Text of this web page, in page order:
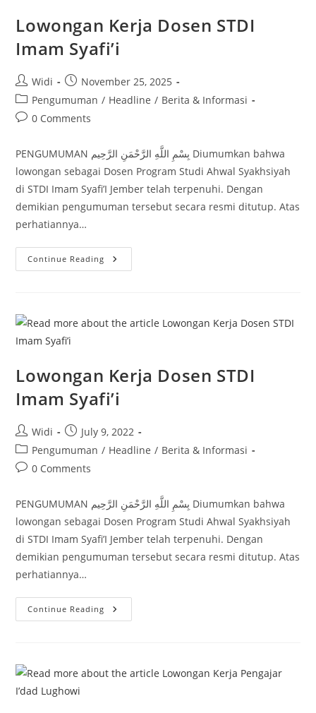
Lowongan Kerja Dosen STDI
Imam Syafi’i
Post
author:
Widi
Post
published:
November 25, 2025
Post
category:
Pengumuman / Headline / Berita & Informasi
Post0 Comments
PENGUMUMAN بِسْمِ اللَّهِ الرَّحْمَنِ الرَّحِيم Diumumkan bahwa
lowongan sebagai Dosen Program Studi Ahwal Syakhsiyah
di STDI Imam Syafi’I Jember telah terpenuhi. Dengan
demikian pengumuman tersebut secara resmi ditutup. Atas
perhatiannya…
Continue Reading Lowongan
Kerja
Lowongan Kerja Dosen STDI
Imam Syafi’i
Post
author:
Widi
Post
published:
July 9, 2022
Post
category:
Pengumuman / Headline / Berita & Informasi
Post0 Comments
PENGUMUMAN بِسْمِ اللَّهِ الرَّحْمَنِ الرَّحِيم Diumumkan bahwa
lowongan sebagai Dosen Program Studi Ahwal Syakhsiyah
di STDI Imam Syafi’I Jember telah terpenuhi. Dengan
demikian pengumuman tersebut secara resmi ditutup. Atas
perhatiannya…
Continue Reading Lowongan
Kerja